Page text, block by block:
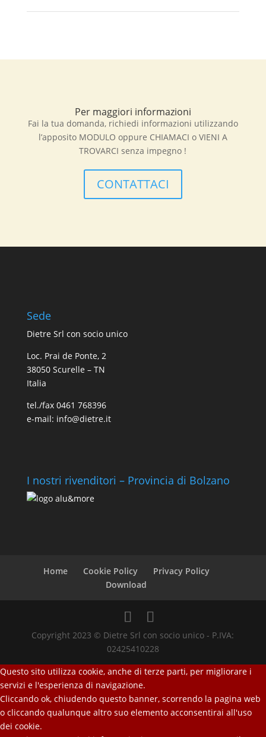
Per maggiori informazioni
Fai la tua domanda, richiedi informazioni utilizzando
l’apposito MODULO oppure CHIAMACI o VIENI A
TROVARCI senza impegno !
CONTATTACI
Sede
Dietre Srl con socio unico
Loc. Prai de Ponte, 2
38050 Scurelle – TN
Italia
tel./fax 0461 768396
e-mail: info@dietre.it
I nostri rivenditori – Provincia di Bolzano
Home Cookie Policy
Privacy Policy
Download
Copyright 2023 © Dietre Srl con socio unico - P.IVA:
02425410228
Questo sito utilizza cookie, anche di terze parti, per migliorare i
servizi e l'esperienza di navigazione.
Cliccando ok, chiudendo questo banner, scorrendo la pagina web
o cliccando qualunque altro suo elemento acconsentirai all'uso
dei cookie.